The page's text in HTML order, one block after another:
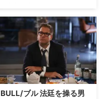
近しい人たちに自らの素性を隠し
ながら、日々、危険な任務に携わ
っていた。彼は、武器を持たず、
身の回りにある日用品を利用し、
危機を脱する凄腕のエージェント
である。相棒のジャック・ダルト
ンと共に、世界をまたにかけた極
秘ミッションに挑む！
BULL/ブル 法廷を操る男